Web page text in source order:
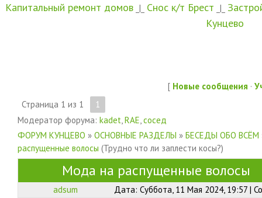
Капитальный ремонт домов _|_ Снос к/т Брест _|_
Кунцево
[ Новые сообщения ·
Страница 1 из 1
1
Модератор форума: kadet,RAE,сосед
ФОРУМ КУНЦЕВО » ОСНОВНЫЕ РАЗДЕЛЫ » БЕСЕДЫ ОБО ВСЁМ
распущенные волосы (Трудно что ли заплести косы?)
Мода на распущенные волосы
adsum Дата: Суббота, 11 Мая 2024, 19:57 |